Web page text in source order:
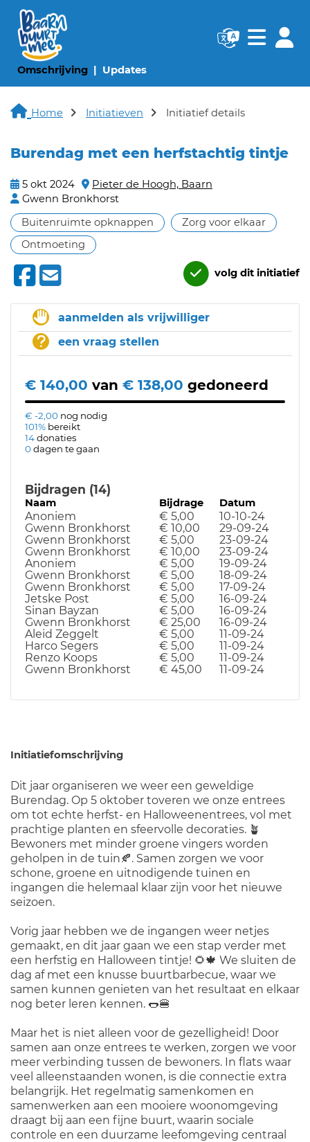
Omschrijving(huidige pagina)
Updates(huidige pagina)
Navigatie
Home Initiatieven Initiatief details
Burendag met een herfstachtig tintje
5 okt 2024
Pieter de Hoogh, Baarn
Gwenn Bronkhorst
Buitenruimte opknappen
Zorg voor elkaar
Ontmoeting
volg dit initiatief
aanmelden als vrijwilliger
een vraag stellen
€ 140,00 van € 138,00 gedoneerd
€ -2,00 nog nodig
101% bereikt
14donaties
0dagen te gaan
Bijdragen (14)
Naam Bijdrage Datum
Anoniem € 5,00
10-10-24
Gwenn Bronkhorst
€ 10,00
29-09-24
Gwenn Bronkhorst
€ 5,00
23-09-24
Gwenn Bronkhorst
€ 10,00
23-09-24
Anoniem
€ 5,00
19-09-24
Gwenn Bronkhorst
€ 5,00
18-09-24
Gwenn Bronkhorst
€ 5,00
17-09-24
Jetske Post
€ 5,00
16-09-24
Sinan Bayzan
€ 5,00
16-09-24
Gwenn Bronkhorst
€ 25,00
16-09-24
Aleid Zeggelt
€ 5,00
11-09-24
Harco Segers
€ 5,00
11-09-24
Renzo Koops
€ 5,00
11-09-24
Gwenn Bronkhorst
€ 45,00 11-09-24
Initiatiefomschrijving
Dit jaar organiseren we weer een geweldige
Burendag. Op 5 oktober toveren we onze entrees
om tot echte herfst- en Halloweenentrees, vol met
prachtige planten en sfeervolle decoraties. 🪴
Bewoners met minder groene vingers worden
geholpen in de tuin🍂. Samen zorgen we voor
schone, groene en uitnodigende tuinen en
ingangen die helemaal klaar zijn voor het nieuwe
seizoen.
Vorig jaar hebben we de ingangen weer netjes
gemaakt, en dit jaar gaan we een stap verder met
een herfstig en Halloween tintje! 🌻🍁 We sluiten de
dag af met een knusse buurtbarbecue, waar we
samen kunnen genieten van het resultaat en elkaar
nog beter leren kennen. 🌭🍔
Maar het is niet alleen voor de gezelligheid! Door
samen aan onze entrees te werken, zorgen we voor
meer verbinding tussen de bewoners. In flats waar
veel alleenstaanden wonen, is die connectie extra
belangrijk. Het regelmatig samenkomen en
samenwerken aan een mooiere woonomgeving
draagt bij aan een fijne buurt, waarin sociale
controle en een duurzame leefomgeving centraal